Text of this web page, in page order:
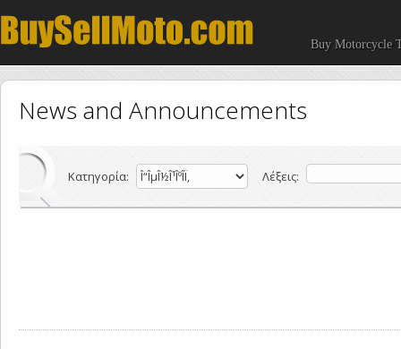
Buy Motorcycle
News and Announcements
Κατηγορία: Λέξεις: